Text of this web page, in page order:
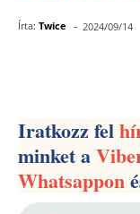
Írta: Twice - 2024/09/14
Iratkozz fel
minket a
Whatsappon